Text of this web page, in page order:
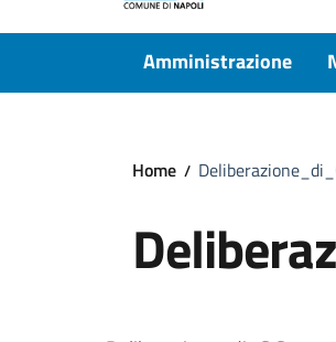
Amministrazione
Home